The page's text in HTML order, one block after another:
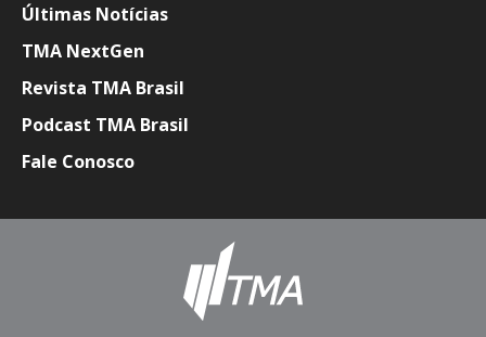
Últimas Notícias
TMA NextGen
Revista TMA Brasil
Podcast TMA Brasil
Fale Conosco